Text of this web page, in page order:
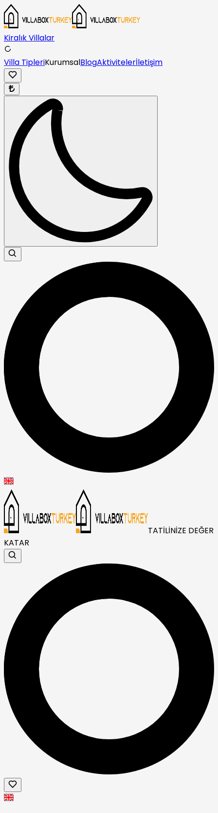
Kiralık Villalar
Villa TipleriKurumsalBlogAktivitelerİletişim
TATİLİNİZE DEĞER
KATAR